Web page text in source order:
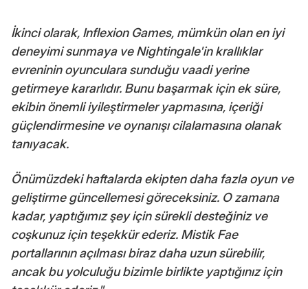
İkinci olarak, Inflexion Games, mümkün olan en iyi
deneyimi sunmaya ve Nightingale'in krallıklar
evreninin oyunculara sunduğu vaadi yerine
getirmeye kararlıdır. Bunu başarmak için ek süre,
ekibin önemli iyileştirmeler yapmasına, içeriği
güçlendirmesine ve oynanışı cilalamasına olanak
tanıyacak.
Önümüzdeki haftalarda ekipten daha fazla oyun ve
geliştirme güncellemesi göreceksiniz. O zamana
kadar, yaptığımız şey için sürekli desteğiniz ve
coşkunuz için teşekkür ederiz. Mistik Fae
portallarının açılması biraz daha uzun sürebilir,
ancak bu yolculuğu bizimle birlikte yaptığınız için